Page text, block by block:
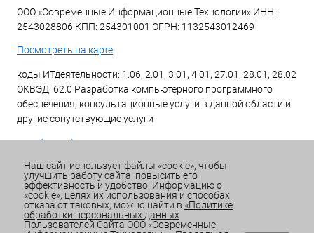
ООО «Современные Информационные Технологии» ИНН:
2543028806 КПП: 254301001 ОГРН: 1132543012469
Посмотреть на карте
коды ИТдеятельности: 1.06, 2.01, 3.01, 4.01, 27.01, 28.01, 28.02
ОКВЭД: 62.0 Разработка компьютерного программного
обеспечения, консультационные услуги в данной области и
другие сопутствующие услуги
Email:office@sitdv.ru
График работы Пн-Пт: с 9:00 до 18:00 Сб/Вс: Выходной
Наш сайт использует файлы «cookie», чтобы
улучшить работу сайта, повысить его
эффективность и удобство. Информацию о
«cookie», целях их использования и способах
отказа от таковых, можно найти в «Политике
обработки персональных данных
Пользователей Сайта ООО «Современные